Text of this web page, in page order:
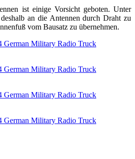
ist einige Vorsicht geboten. Unter
an die Antennen durch Draht zu
vom Bausatz zu übernehmen.